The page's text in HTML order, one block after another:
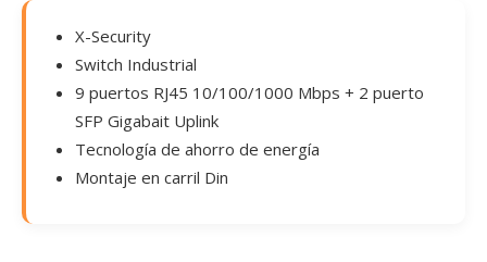
X-Security
Switch Industrial
9 puertos RJ45 10/100/1000 Mbps + 2 puerto
SFP Gigabait Uplink
Tecnología de ahorro de energía
Montaje en carril Din